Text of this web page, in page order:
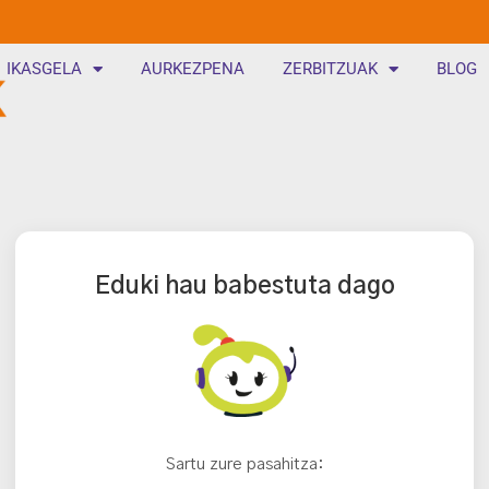
IKASGELA AURKEZPENA ZERBITZUAK BLOG
Eduki hau babestuta dago
Sartu zure pasahitza: